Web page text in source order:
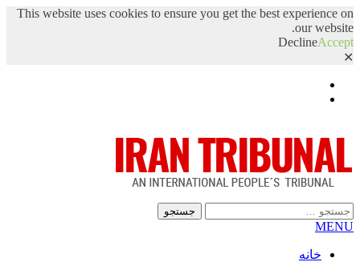
This website uses cookies to ensure you get the best experience on
our website.
DeclineAccept
✕
جستجو
برای:
MENU
خانه